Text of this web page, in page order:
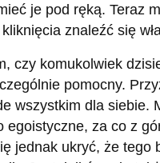
je pod ręką. Teraz
znaleźć się
czy komukolwiek
pomocny.
wszystkim dla siebie.
egoistyczne, za co z
jednak ukryć, że tego